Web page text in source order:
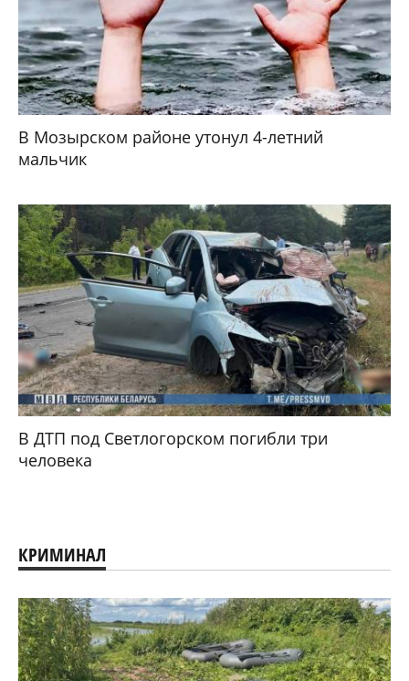
В Мозырском районе утонул 4-летний
мальчик
В ДТП под Светлогорском погибли три
человека
КРИМИНАЛ